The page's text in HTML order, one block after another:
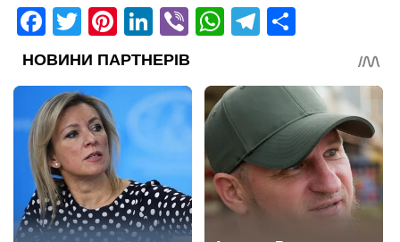
Facebook
Twitter
Pinterest
LinkedIn
ViberWhatsApp
Telegram